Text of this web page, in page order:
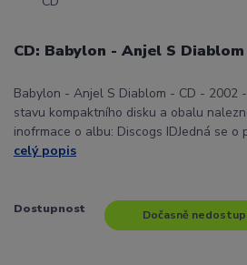
CD: Babylon - Anjel S Diablom
Babylon - Anjel S Diablom - CD - 2002
stavu kompaktního disku a obalu
inofrmace o albu: Discogs IDJedná se o
celý popis
Dostupnost Dočasně